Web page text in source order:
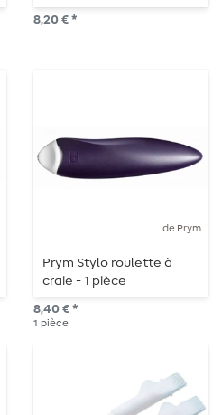
velcro
8,20 € *
de Prym
Prym Stylo roulette à
craie - 1 pièce
8,40 € *
1 pièce